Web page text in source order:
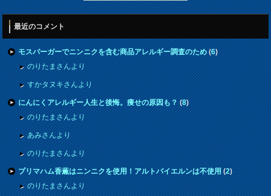
最近のコメント
モスバーガーでニンニクを含む商品アレルギー調査のため(6)
のりたまさんより
すかタヌキさんより
にんにくアレルギー人生と後悔。痩せの原因も？(8)
のりたまさんより
あみさんより
のりたまさんより
プリマハム香薫はニンニクを使用！アルトバイエルンは不使用(2)
のりたまさんより